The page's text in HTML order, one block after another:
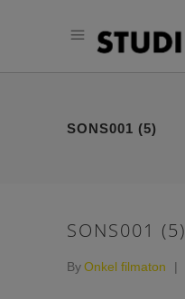
SONS001 (5)
SONS001 (5)
ByOnkel filmaton